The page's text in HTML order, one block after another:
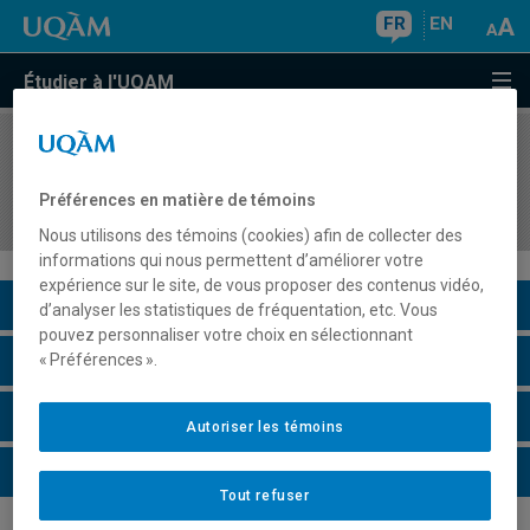
FR EN
Étudier à l'UQAM
COURS//
et ressources du milieu
Description du cours
Horaire - Été 2026
Horaire - Automne 2026
Horaire - Hiver 2027
Préférences en matière de témoins
Nous utilisons des témoins (cookies) afin de collecter des
informations qui nous permettent d’améliorer votre
expérience sur le site, de vous proposer des contenus vidéo,
d’analyser les statistiques de fréquentation, etc. Vous
pouvez personnaliser votre choix en sélectionnant
« Préférences ».
Tout refuser
Autoriser les témoins